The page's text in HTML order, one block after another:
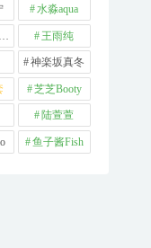
水淼aqua
王雨纯
神楽坂真冬
芝芝Booty
陆萱萱
鱼子酱Fish